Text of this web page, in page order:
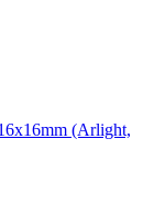
(Arlight,